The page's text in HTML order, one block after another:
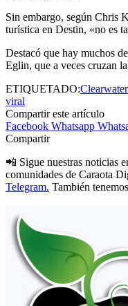
Sin embargo, según Chris
turística en Destin, «no es
Destacó que hay muchos
Eglin, que a veces cruzan
ETIQUETADO:Clearwater
viral
Compartir este artículo
Facebook Whatsapp
Compartir
📲 Sigue nuestras noticias
comunidades de Caraota
Telegram. También